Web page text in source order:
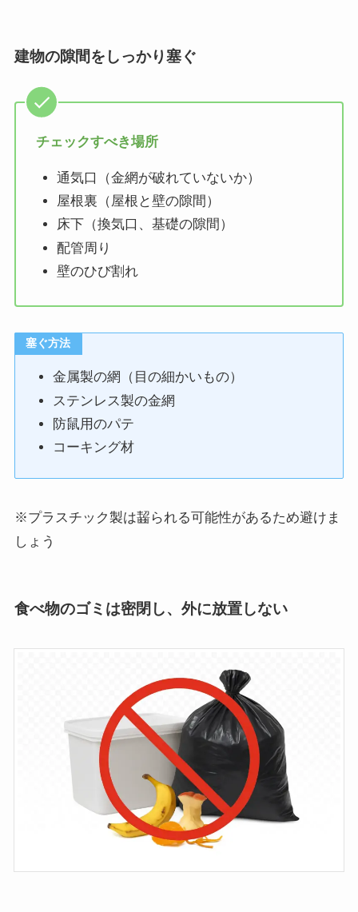
建物の隙間をしっかり塞ぐ
チェックすべき場所
通気口（金網が破れていないか）
屋根裏（屋根と壁の隙間）
床下（換気口、基礎の隙間）
配管周り
壁のひび割れ
塞ぐ方法
金属製の網（目の細かいもの）
ステンレス製の金網
防鼠用のパテ
コーキング材
※プラスチック製は齧られる可能性があるため避けま
しょう
食べ物のゴミは密閉し、外に放置しない